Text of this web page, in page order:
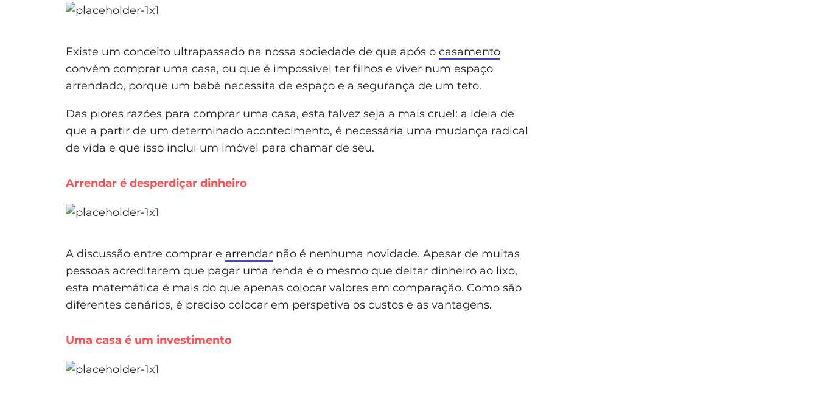
Existe um conceito ultrapassado na nossa sociedade de que após o casamento
convém comprar uma casa, ou que é impossível ter filhos e viver num espaço
arrendado, porque um bebé necessita de espaço e a segurança de um teto.
Das piores razões para comprar uma casa, esta talvez seja a mais cruel: a ideia de
que a partir de um determinado acontecimento, é necessária uma mudança radical
de vida e que isso inclui um imóvel para chamar de seu.
Arrendar é desperdiçar dinheiro
A discussão entre comprar e arrendar não é nenhuma novidade. Apesar de muitas
pessoas acreditarem que pagar uma renda é o mesmo que deitar dinheiro ao lixo,
esta matemática é mais do que apenas colocar valores em comparação. Como são
diferentes cenários, é preciso colocar em perspetiva os custos e as vantagens.
Uma casa é um investimento